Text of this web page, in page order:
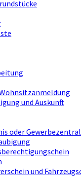
und Auskunft
oder
und